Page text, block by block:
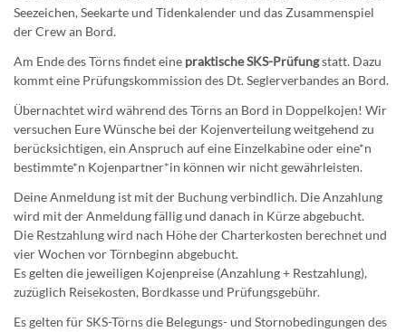
Seezeichen, Seekarte und Tidenkalender und das Zusammenspiel
der Crew an Bord.
Am Ende des Törns findet eine praktische SKS-Prüfungstatt. Dazu
kommt eine Prüfungskommission des Dt. Seglerverbandes an Bord.
Übernachtet wird während des Törns an Bord in Doppelkojen! Wir
versuchen Eure Wünsche bei der Kojenverteilung weitgehend zu
berücksichtigen, ein Anspruch auf eine Einzelkabine oder eine*n
bestimmte*n Kojenpartner*in können wir nicht gewährleisten.
Deine Anmeldung ist mit der Buchung verbindlich. Die Anzahlung
wird mit der Anmeldung fällig und danach in Kürze abgebucht.
Die Restzahlung wird nach Höhe der Charterkosten berechnet und
vier Wochen vor Törnbeginn abgebucht.
Es gelten die jeweiligen Kojenpreise (Anzahlung + Restzahlung),
zuzüglich Reisekosten, Bordkasse und Prüfungsgebühr.
Es gelten für SKS-Törns die Belegungs- und Stornobedingungen des